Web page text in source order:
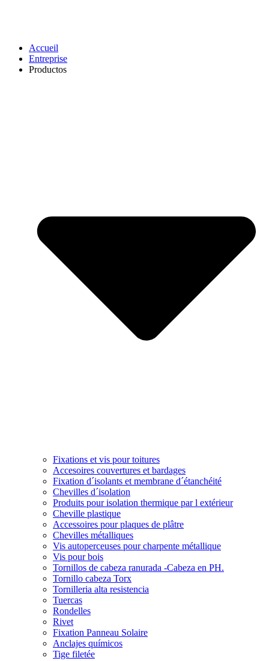
Accueil
Entreprise
Productos
Fixations et vis pour toitures
Accesoires couvertures et bardages
Fixation d´isolants et membrane d´étanchéité
Chevilles d´isolation
Produits pour isolation thermique par l extérieur
Cheville plastique
Accessoires pour plaques de plâtre
Chevilles métalliques
Vis autoperceuses pour charpente métallique
Vis pour bois
Tornillos de cabeza ranurada -Cabeza en PH.
Tornillo cabeza Torx
Tornilleria alta resistencia
Tuercas
Rondelles
Rivet
Fixation Panneau Solaire
Anclajes químicos
Tige filetée